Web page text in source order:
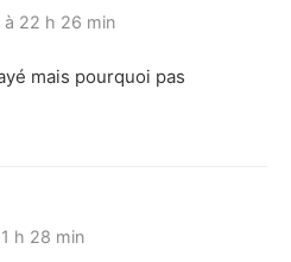
à 22 h 26 min
mais pourquoi pas
h 28 min